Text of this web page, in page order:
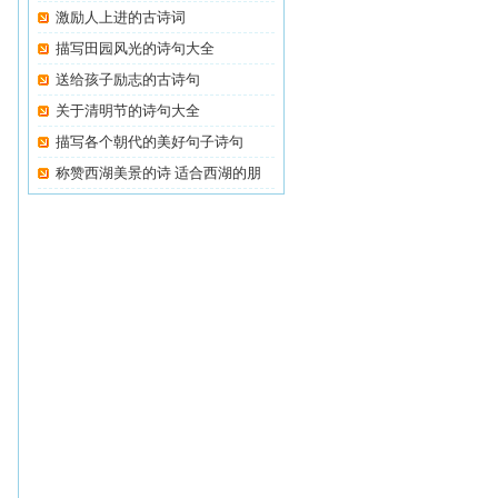
激励人上进的古诗词
描写田园风光的诗句大全
送给孩子励志的古诗句
关于清明节的诗句大全
描写各个朝代的美好句子诗句
称赞西湖美景的诗 适合西湖的朋